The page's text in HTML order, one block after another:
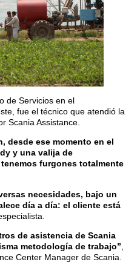
de Servicios en el
fue el técnico que atendió la
Scania Assistance.
desde ese momento en el
y una valija de
furgones totalmente
necesidades, bajo un
día a día: el cliente está
de asistencia de Scania
metodología de trabajo”
Center Manager de Scania.